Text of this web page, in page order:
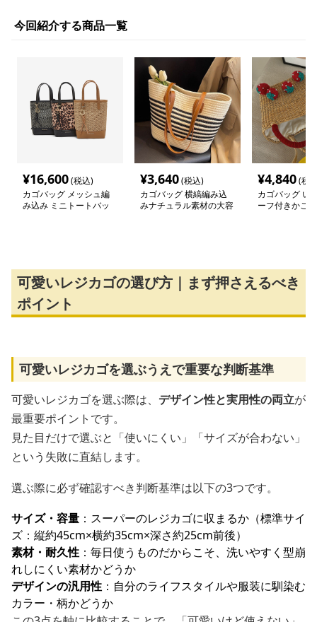
今回紹介する商品一覧
¥16,600(税込)
カゴバッグ メッシュ編
み込み ミニトートバッ
¥3,640(税込)
カゴバッグ 横縞編み込
みナチュラル素材の大容
¥4,840(税
カゴバッグ い
ーフ付きかご
可愛いレジカゴの選び方｜まず押さえるべき
ポイント
可愛いレジカゴを選ぶうえで重要な判断基準
可愛いレジカゴを選ぶ際は、 デザイン性と実用性の両立が
最重要ポイントです。
見た目だけで選ぶと「使いにくい」「サイズが合わない」
という失敗に直結します。
選ぶ際に必ず確認すべき判断基準は以下の3つです。
サイズ・容量 ：スーパーのレジカゴに収まるか（標準サイ
ズ：縦約45cm×横約35cm×深さ約25cm前後）
素材・耐久性 ：毎日使うものだからこそ、洗いやすく型崩
れしにくい素材かどうか
デザインの汎用性 ：自分のライフスタイルや服装に馴染む
カラー・柄かどうか